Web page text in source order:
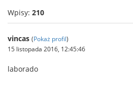
Wpisy: 210
vincas (Pokaż profil)
15 listopada 2016, 12:45:46
laborado